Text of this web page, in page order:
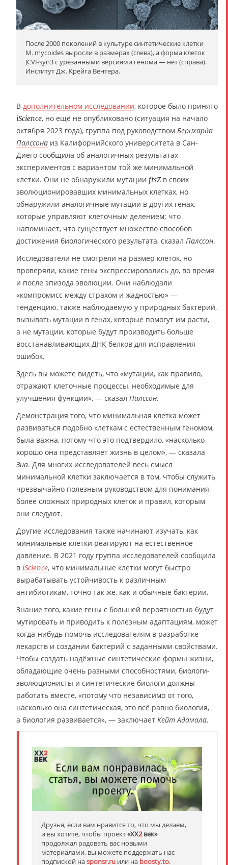
После 2000 поколений в культуре синтетические клетки
M. mycoides выросли в размерах (слева), а форма клеток
JCVI-syn3 с урезанными версиями генома — нет (справа).
Институт Дж. Крейга Вентера.
В дополнительном исследовании, которое было принято
iScience, но ещё не опубликовано (ситуация на начало
октября 2023 года), группа под руководством Бернхарда
Палссона из Калифорнийского университета в Сан-
Диего сообщила об аналогичных результатах
экспериментов с вариантом той же минимальной
клетки. Они не обнаружили мутации ftsZв своих
эволюционировавших минимальных клетках, но
обнаружили аналогичные мутации в других генах,
которые управляют клеточным делением; что
напоминает, что существует множество способов
достижения биологического результата, сказал Палссон.
Исследователи не смотрели на размер клеток, но
проверяли, какие гены экспрессировались до, во время
и после эпизода эволюции. Они наблюдали
«компромисс между страхом и жадностью» —
тенденцию, также наблюдаемую у природных бактерий,
вызывать мутации в генах, которые помогут им расти,
а не мутации, которые будут производить больше
восстанавливающих ДНК белков для исправления
ошибок.
Здесь вы можете видеть, что «мутации, как правило,
отражают клеточные процессы, необходимые для
улучшения функции», — сказал Палссон.
Демонстрация того, что минимальная клетка может
развиваться подобно клеткам с естественным геномом,
была важна, потому что это подтвердило, «насколько
хорошо она представляет жизнь в целом», — сказала
Зиа. Для многих исследователей весь смысл
минимальной клетки заключается в том, чтобы служить
чрезвычайно полезным руководством для понимания
более сложных природных клеток и правил, которым
они следуют.
Другие исследования также начинают изучать, как
минимальные клетки реагируют на естественное
давление. В 2021 году группа исследователей сообщила
в iScience, что минимальные клетки могут быстро
вырабатывать устойчивость к различным
антибиотикам, точно так же, как и обычные бактерии.
Знание того, какие гены с большей вероятностью будут
мутировать и приводить к полезным адаптациям, может
когда-нибудь помочь исследователям в разработке
лекарств и создании бактерий с заданными свойствами.
Чтобы создать надёжные синтетические формы жизни,
обладающие очень разными способностями, биологи-
эволюционисты и синтетические биологи должны
работать вместе, «потому что независимо от того,
насколько она синтетическая, это всё равно биология,
а биология развивается», — заключает Кейт Адамала.
Друзья, если вам нравится то, что мы делаем,
и вы хотите, чтобы проект«XX2век»
продолжал радовать вас новыми
материалами, вы можете поддержать нас
подпиской наsponsr.ru или на boosty.to.